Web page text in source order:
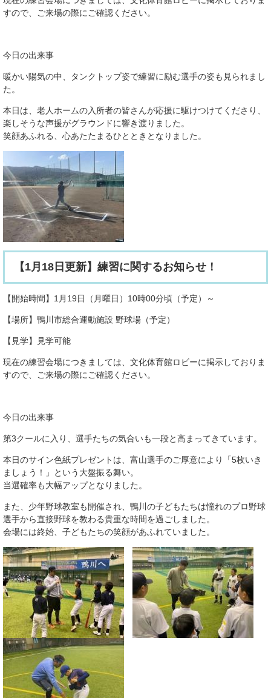
すので、ご来場の際にご確認ください。
今日の出来事
暖かい陽気の中、タンクトップ姿で練習に励む選手の姿も見られまし
た。
本日は、老人ホームの入所者の皆さんが応援に駆けつけてくださり、
楽しそうな声援がグラウンドに響き渡りました。
笑顔あふれる、心あたたまるひとときとなりました。
【1月18日更新】練習に関するお知らせ！
【開始時間】1月19日（月曜日）10時00分頃（予定）～
【場所】鴨川市総合運動施設 野球場（予定）
【見学】見学可能
現在の練習会場につきましては、文化体育館ロビーに掲示しておりま
すので、ご来場の際にご確認ください。
今日の出来事
第3クールに入り、選手たちの気合いも一段と高まってきています。
本日のサイン色紙プレゼントは、富山選手のご厚意により「5枚いき
ましょう！」という大盤振る舞い。
当選確率も大幅アップとなりました。
また、少年野球教室も開催され、鴨川の子どもたちは憧れのプロ野球
選手から直接野球を教わる貴重な時間を過ごしました。
会場には終始、子どもたちの笑顔があふれていました。